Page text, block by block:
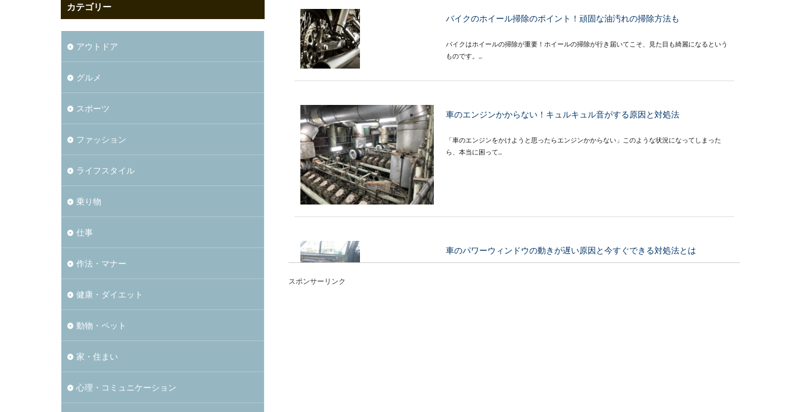
バイクのホイール掃除のポイント！頑固な油汚れの掃除方法も
バイクはホイールの掃除が重要！ホイールの掃除が行き届いてこそ、見た目も綺麗になるという
ものです。...
車のエンジンかからない！キュルキュル音がする原因と対処法
「車のエンジンをかけようと思ったらエンジンかからない」このような状況になってしまった
ら、本当に困って...
車のパワーウィンドウの動きが遅い原因と今すぐできる対処法とは
スポンサーリンク
カテゴリー
アウトドア
グルメ
スポーツ
ファッション
ライフスタイル
乗り物
仕事
作法・マナー
健康・ダイエット
動物・ペット
家・住まい
心理・コミュニケーション